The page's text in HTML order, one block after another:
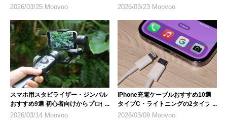
ル
2026/03/25 Moovoo
目
2026/03/23 Moovoo
スマホ用スタビライザー・ジンバル
おすすめ9選 初心者向けからプロ仕
様まで
2026/03/14 Moovoo
iPhone充電ケーブルおすすめ10選
タイプC・ライトニングの2タイプ
を紹介
2026/03/09 Moovoo